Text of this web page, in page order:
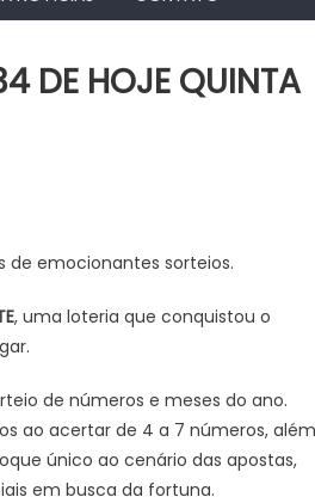
DE HOJE QUINTA
de emocionantes sorteios.
, uma loteria que conquistou o
de números e meses do ano.
ao acertar de 4 a 7 números, além
único ao cenário das apostas,
em busca da fortuna.